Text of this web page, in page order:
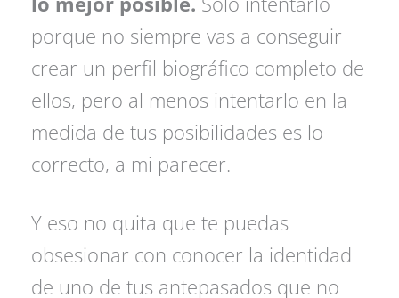
porque no siempre vas a conseguir
crear un perfil biográfico completo de
ellos, pero al menos intentarlo en la
medida de tus posibilidades es lo
correcto, a mi parecer.
Y eso no quita que te puedas
obsesionar con conocer la identidad
de uno de tus antepasados que no